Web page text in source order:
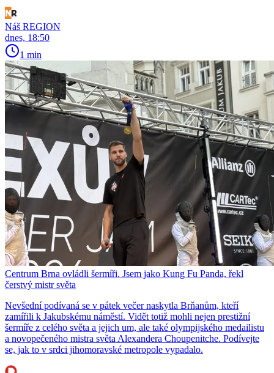
Náš REGION
dnes, 18:50
1 min
Centrum Brna ovládli šermíři. Jsem jako Kung Fu Panda, řekl
čerstvý mistr světa
Nevšední podívaná se v pátek večer naskytla Brňanům, kteří
zamířili k Jakubskému náměstí. Vidět totiž mohli nejen prestižní
šermíře z celého světa a jejich um, ale také olympijského medailistu
a novopečeného mistra světa Alexandera Choupenitche. Podívejte
se, jak to v srdci jihomoravské metropole vypadalo.